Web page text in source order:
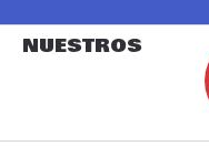
NUESTROS